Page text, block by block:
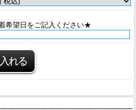
希望日をご記入ください★